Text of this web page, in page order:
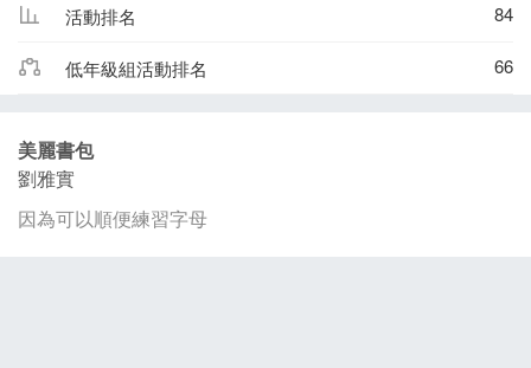
活動排名 84
低年級組活動排名 66
美麗書包
劉雅實
因為可以順便練習字母